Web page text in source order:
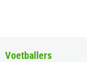
Voetballers